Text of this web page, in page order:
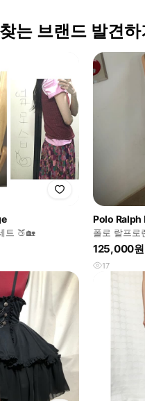
는 브랜드 발견하
트 🍑🏡
Polo Ralph
폴로 랄프로
즈 스커트
125,000원
17